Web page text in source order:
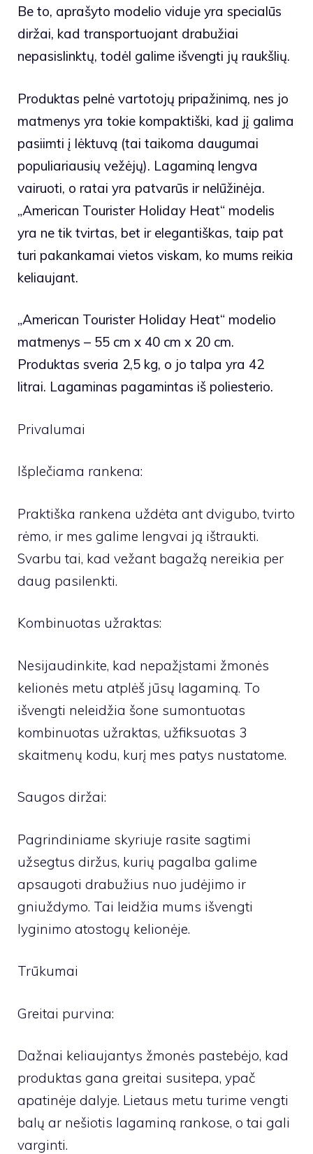
Be to, aprašyto modelio viduje yra specialūs
diržai, kad transportuojant drabužiai
nepasislinktų, todėl galime išvengti jų raukšlių.
Produktas pelnė vartotojų pripažinimą, nes jo
matmenys yra tokie kompaktiški, kad jį galima
pasiimti į lėktuvą (tai taikoma daugumai
populiariausių vežėjų). Lagaminą lengva
vairuoti, o ratai yra patvarūs ir nelūžinėja.
„American Tourister Holiday Heat“ modelis
yra ne tik tvirtas, bet ir elegantiškas, taip pat
turi pakankamai vietos viskam, ko mums reikia
keliaujant.
„American Tourister Holiday Heat“ modelio
matmenys – 55 cm x 40 cm x 20 cm.
Produktas sveria 2,5 kg, o jo talpa yra 42
litrai. Lagaminas pagamintas iš poliesterio.
Privalumai
Išplečiama rankena:
Praktiška rankena uždėta ant dvigubo, tvirto
rėmo, ir mes galime lengvai ją ištraukti.
Svarbu tai, kad vežant bagažą nereikia per
daug pasilenkti.
Kombinuotas užraktas:
Nesijaudinkite, kad nepažįstami žmonės
kelionės metu atplėš jūsų lagaminą. To
išvengti neleidžia šone sumontuotas
kombinuotas užraktas, užfiksuotas 3
skaitmenų kodu, kurį mes patys nustatome.
Saugos diržai:
Pagrindiniame skyriuje rasite sagtimi
užsegtus diržus, kurių pagalba galime
apsaugoti drabužius nuo judėjimo ir
gniuždymo. Tai leidžia mums išvengti
lyginimo atostogų kelionėje.
Trūkumai
Greitai purvina:
Dažnai keliaujantys žmonės pastebėjo, kad
produktas gana greitai susitepa, ypač
apatinėje dalyje. Lietaus metu turime vengti
balų ar nešiotis lagaminą rankose, o tai gali
varginti.